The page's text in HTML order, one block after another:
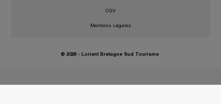
© 2026 - Lorient Bretagne Sud Tourisme
CGV
Mentions Légales